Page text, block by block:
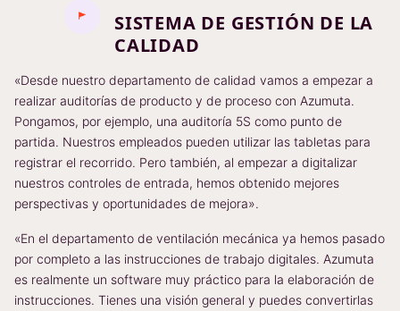
SISTEMA DE GESTIÓN DE LA
CALIDAD
«Desde nuestro departamento de calidad vamos a empezar a
realizar auditorías de producto y de proceso con Azumuta.
Pongamos, por ejemplo, una auditoría 5S como punto de
partida. Nuestros empleados pueden utilizar las tabletas para
registrar el recorrido. Pero también, al empezar a digitalizar
nuestros controles de entrada, hemos obtenido mejores
perspectivas y oportunidades de mejora».
«En el departamento de ventilación mecánica ya hemos pasado
por completo a las instrucciones de trabajo digitales. Azumuta
es realmente un software muy práctico para la elaboración de
instrucciones. Tienes una visión general y puedes convertirlas